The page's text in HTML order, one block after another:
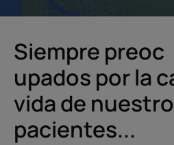
Siempre preoc
upados por la
vida de
pacientes...